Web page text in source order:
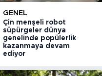
GENEL
Çin menşeli robot
süpürgeler dünya
genelinde popülerlik
kazanmaya devam
ediyor